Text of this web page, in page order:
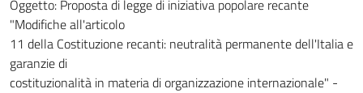
Oggetto: Proposta di legge di iniziativa popolare recante
"Modifiche all'articolo
11 della Costituzione recanti: neutralità permanente dell'Italia e
garanzie di
costituzionalità in materia di organizzazione internazionale" -